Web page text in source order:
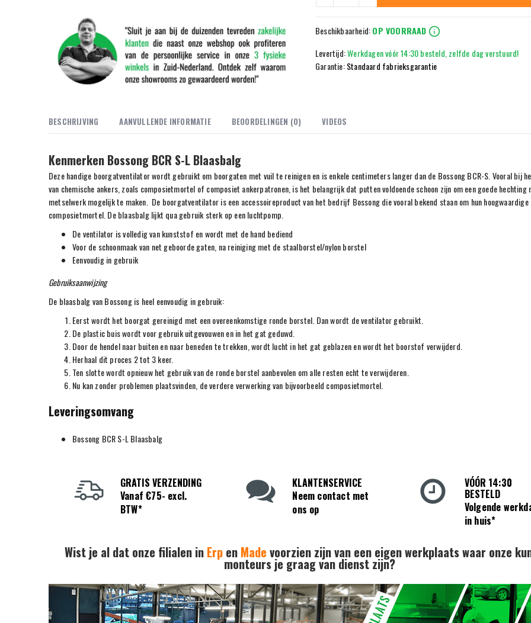
Beschikbaarheid:OP VOORRAAD
Levertijd:Werkdagen vóór 14:30 besteld, zelfde dag verstuurd!
Garantie:Standaard fabrieksgarantie
BESCHRIJVING AANVULLENDE INFORMATIE BEOORDELINGEN (0) VIDEOS
Kenmerken Bossong BCR S-L Blaasbalg
Deze handige boorgatventilator wordt gebruikt om boorgaten met vuil te reinigen en is enkele centimeters langer dan de Bossong BCR-S. Vooral bij
van chemische ankers, zoals composietmortel of composiet ankerpatronen, is het belangrijk dat putten voldoende schoon zijn om een ​​goede hechting
metselwerk mogelijk te maken. De boorgatventilator is een accessoireproduct van het bedrijf Bossong die vooral bekend staan ​​om hun hoogwaardige
composietmortel. De blaasbalg lijkt qua gebruik sterk op een luchtpomp.
De ventilator is volledig van kunststof en wordt met de hand bediend
Voor de schoonmaak van net geboorde gaten, na reiniging met de staalborstel/nylon borstel
Eenvoudig in gebruik
Gebruiksaanwijzing
De blaasbalg van Bossong is heel eenvoudig in gebruik:
Eerst wordt het boorgat gereinigd met een overeenkomstige ronde borstel. Dan wordt de ventilator gebruikt.
De plastic buis wordt voor gebruik uitgevouwen en in het gat geduwd.
Door de hendel naar buiten en naar beneden te trekken, wordt lucht in het gat geblazen en wordt het boorstof verwijderd.
Herhaal dit proces 2 tot 3 keer.
Ten slotte wordt opnieuw het gebruik van de ronde borstel aanbevolen om alle resten echt te verwijderen.
Nu kan zonder problemen plaatsvinden, de verdere verwerking van bijvoorbeeld composietmortel.
Leveringsomvang
Bossong BCR S-L Blaasbalg
GRATIS VERZENDING
Vanaf €75- excl.
BTW*
KLANTENSERVICE
Neem contact met
ons op
VÓÓR 14:30
BESTELD
Volgende
in huis*
Wist je al dat onze filialen in Erp en Made voorzien zijn van een eigen werkplaats waar onze
monteurs je graag van dienst zijn?